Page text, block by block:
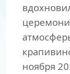
ноября